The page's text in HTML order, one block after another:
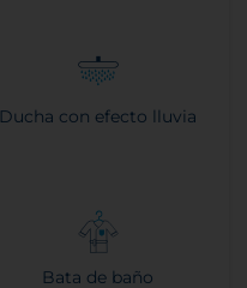
Ducha con efecto lluvia
Bata de baño